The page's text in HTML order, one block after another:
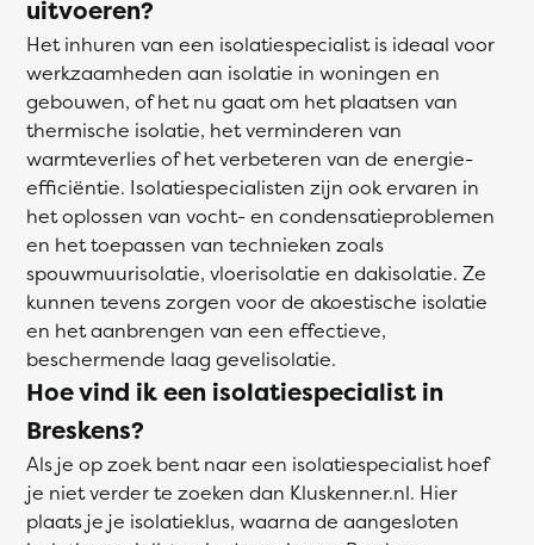
uitvoeren?
Het inhuren van een isolatiespecialist is ideaal voor
werkzaamheden aan isolatie in woningen en
gebouwen, of het nu gaat om het plaatsen van
thermische isolatie, het verminderen van
warmteverlies of het verbeteren van de energie-
efficiëntie. Isolatiespecialisten zijn ook ervaren in
het oplossen van vocht- en condensatieproblemen
en het toepassen van technieken zoals
spouwmuurisolatie, vloerisolatie en dakisolatie. Ze
kunnen tevens zorgen voor de akoestische isolatie
en het aanbrengen van een effectieve,
beschermende laag gevelisolatie.
Hoe vind ik een isolatiespecialist in
Breskens?
Als je op zoek bent naar een isolatiespecialist hoef
je niet verder te zoeken dan Kluskenner.nl. Hier
plaats je je isolatieklus, waarna de aangesloten